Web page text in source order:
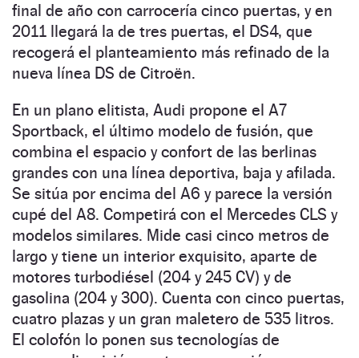
final de año con carrocería cinco puertas, y en
2011 llegará la de tres puertas, el DS4, que
recogerá el planteamiento más refinado de la
nueva línea DS de Citroën.
En un plano elitista, Audi propone el A7
Sportback, el último modelo de fusión, que
combina el espacio y confort de las berlinas
grandes con una línea deportiva, baja y afilada.
Se sitúa por encima del A6 y parece la versión
cupé del A8. Competirá con el Mercedes CLS y
modelos similares. Mide casi cinco metros de
largo y tiene un interior exquisito, aparte de
motores turbodiésel (204 y 245 CV) y de
gasolina (204 y 300). Cuenta con cinco puertas,
cuatro plazas y un gran maletero de 535 litros.
El colofón lo ponen sus tecnologías de